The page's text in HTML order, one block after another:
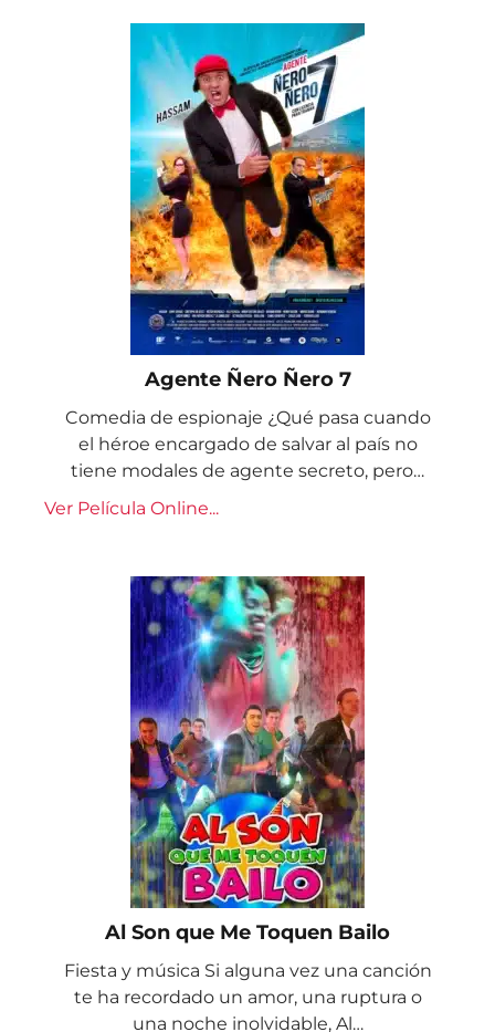
Agente Ñero Ñero 7
Comedia de espionaje ¿Qué pasa cuando
el héroe encargado de salvar al país no
tiene modales de agente secreto, pero…
Ver Película Online...
Al Son que Me Toquen Bailo
Fiesta y música Si alguna vez una canción
te ha recordado un amor, una ruptura o
una noche inolvidable, Al…